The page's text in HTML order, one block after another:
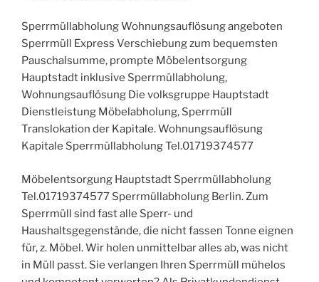
Sperrmüllabholung Wohnungsauflösung angeboten
Sperrmüll Express Verschiebung zum bequemsten
Pauschalsumme, prompte Möbelentsorgung
Hauptstadt inklusive Sperrmüllabholung,
Wohnungsauflösung Die volksgruppe Hauptstadt
Dienstleistung Möbelabholung, Sperrmüll
Translokation der Kapitale. Wohnungsauflösung
Kapitale Sperrmüllabholung Tel.01719374577
Möbelentsorgung Hauptstadt Sperrmüllabholung
Tel.01719374577 Sperrmüllabholung Berlin. Zum
Sperrmüll sind fast alle Sperr- und
Haushaltsgegenstände, die nicht fassen Tonne eignen
für, z. Möbel. Wir holen unmittelbar alles ab, was nicht
in Müll passt. Sie verlangen Ihren Sperrmüll mühelos